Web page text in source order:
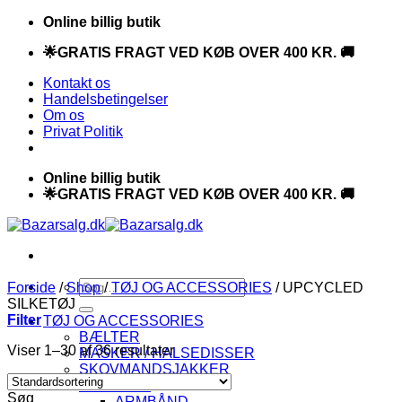
Fortsæt
indhold
Online billig butik
🌟GRATIS FRAGT VED KØB OVER 400 KR. 🚚
Kontakt os
Handelsbetingelser
Om os
Privat Politik
Online billig butik
🌟GRATIS FRAGT VED KØB OVER 400 KR. 🚚
Søg
efter:
TØJ OG ACCESSORIES
BÆLTER
MASKER / HALSEDISSER
SKOVMANDSJAKKER
SMYKKER
Forside / Shop / TØJ OG ACCESSORIES /UPCYCLED
SILKETØJ
Filter
Viser 1–30 af 36 resultater
Søg